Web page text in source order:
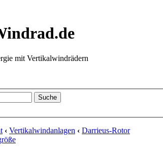
mit Vertikalwindrädern
‹ Vertikalwindanlagen ‹ Darrieus-Rotor